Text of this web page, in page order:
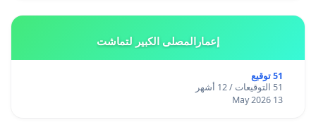
إعمارالمصلى الكبير لتماشت
51 توقيع
51 التوقيعات / 12 أشهر
13 May 2026